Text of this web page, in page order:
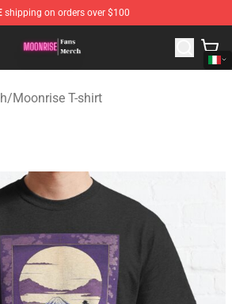
shipping on orders over $100
- Official Moonrise Merchandise Shop
/Moonrise T-shirt